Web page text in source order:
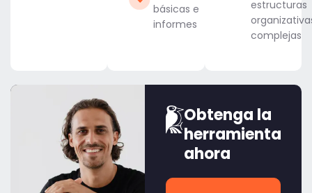
básicas e
informes
estructuras
complejas
Obtenga la
herramienta
ahora